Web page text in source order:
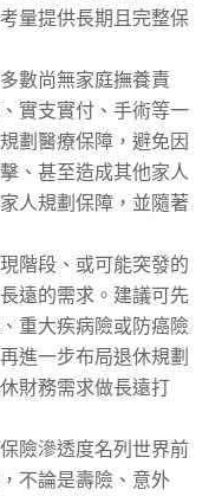
量提供長期且完整保
數尚無家庭撫養責
實支實付、手術等一
劃醫療保障，避免因
、甚至造成其他家人
人規劃保障，並隨著
階段、或可能突發的
遠的需求。建議可先
重大疾病險或防癌險
進一步布局退休規劃
財務需求做長遠打
險滲透度名列世界前
不論是壽險、意外